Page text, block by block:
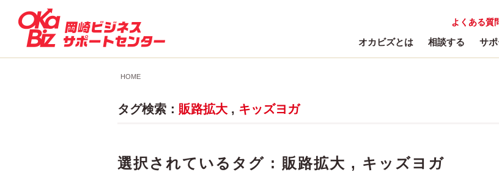
よくある質
オカビズとは 相談する サ
HOME
タグ検索： 販路拡大 , キッズヨガ
選択されているタグ : 販路拡大 , キッズヨガ